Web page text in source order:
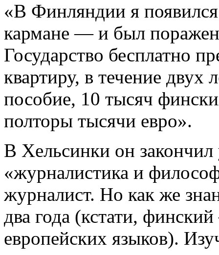
«В Финляндии я
кармане — и был
Государство бесплатно
квартиру, в течение
пособие, 10 тысяч
полторы тысячи евро».
В Хельсинки он закончил
«журналистика и
журналист. Но как же
два года (кстати,
европейских языков).